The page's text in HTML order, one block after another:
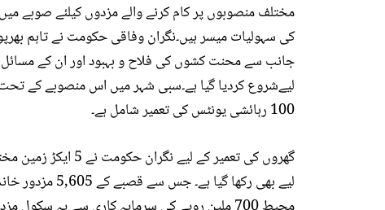
مختلف منصوبوں پر کام کرنے والے مزدوں کیلئے صوبے
کی سہولیات میسر ہیں۔نگران وفاقی حکومت نے تاہم
جانب سے محنت کشوں کی فلاح و بہبود اور ان کے مسائل
لیےشروع کردیا گیا ہے۔سبی شہر میں اس منصوبے کے
100 رہائشی یونٹس کی تعمیر شامل ہے۔
گھروں کی تعمیر کے